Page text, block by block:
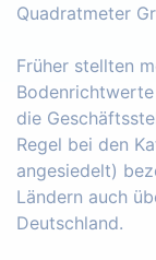
Quadratmeter
Früher stellten
die
Regel bei den
angesiedelt)
Ländern auch
Deutschland.